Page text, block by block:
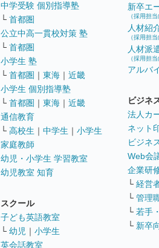
中学受験 個別指導塾
└ 首都圏
公立中高一貫校対策 塾
└ 首都圏
小学生 塾
└ 首都圏 ｜ 東海 ｜ 近畿
小学生 個別指導塾
└ 首都圏 ｜ 東海 ｜ 近畿
通信教育
└ 高校生 ｜ 中学生 ｜ 小学生
家庭教師
幼児・小学生 学習教室
幼児教室 知育
スクール
子ども英語教室
└ 幼児 ｜ 小学生
英会話教室
新卒エ
（採用担当
人材紹
（採用担当
人材派
（採用担当
アルバ
ビジネ
法人カ
ネット
ビジネ
Web会
企業研
└ 経営
└ 管理
└ 若手
└ 新卒